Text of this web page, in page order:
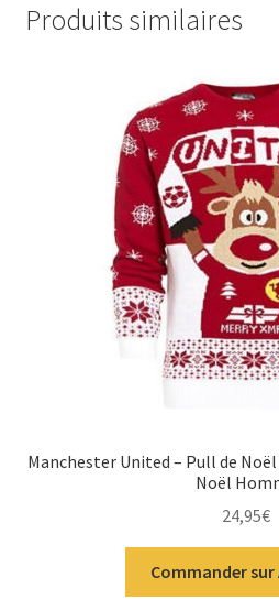
Produits similaires
Manchester United – Pull de
Noël
24,95€
Commander